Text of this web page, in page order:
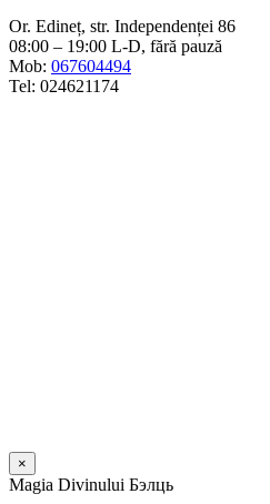
Or. Edineț, str. Independenței 86
08:00 – 19:00 L-D, fără pauză
Mob: 067604494
Tel: 024621174
×
Magia Divinului Бэлць